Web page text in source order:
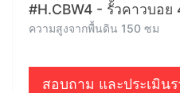
#H.CBW4 - รั้วคาวบอ
ความสูงจากพื้นดิน 150 ซม
สอบถาม และประเมิน